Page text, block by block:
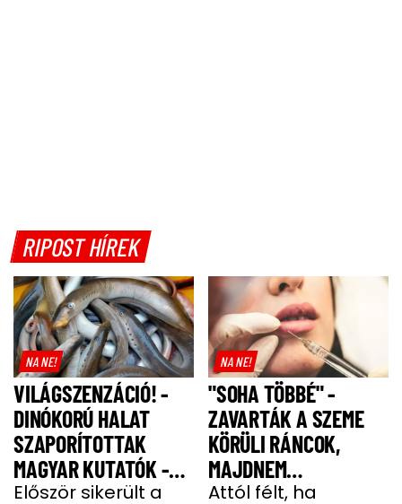
RIPOST HÍREK
NA NE!
VILÁGSZENZÁCIÓ! -
DINÓKORÚ HALAT
SZAPORÍTOTTAK
MAGYAR KUTATÓK -
GALÉRIA
Először sikerült a
NA NE!
"SOHA TÖBBÉ" -
ZAVARTÁK A SZEME
KÖRÜLI RÁNCOK,
MAJDNEM
MEGFULLADT A BOTOX
Attól félt, ha